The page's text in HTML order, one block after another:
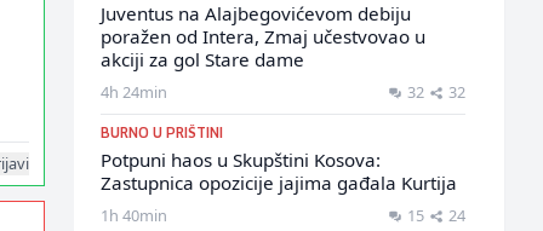
Juventus na Alajbegovićevom debiju
poražen od Intera, Zmaj učestvovao u
akciji za gol Stare dame
4h 24min 32 32
BURNO U PRIŠTINI
Potpuni haos u Skupštini Kosova:
Zastupnica opozicije jajima gađala Kurtija
1h 40min 15 24